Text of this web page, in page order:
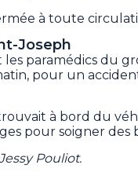
à toute
Joseph
paramédics du
pour un
à bord du
pour soigner des
Pouliot.